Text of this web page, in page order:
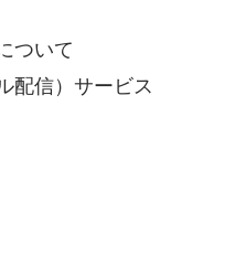
ついて
配信）サービス